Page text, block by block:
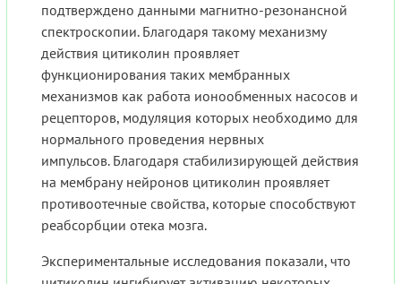
подтверждено данными магнитно-резонансной
спектроскопии. Благодаря такому механизму
действия цитиколин проявляет
функционирования таких мембранных
механизмов как работа ионообменных насосов и
рецепторов, модуляция которых необходимо для
нормального проведения нервных
импульсов. Благодаря стабилизирующей действия
на мембрану нейронов цитиколин проявляет
противоотечные свойства, которые способствуют
реабсорбции отека мозга.
Экспериментальные исследования показали, что